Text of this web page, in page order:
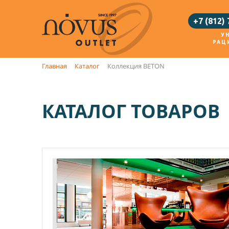
+7 (812)
Главная Каталог Коллекция BETON
КАТАЛОГ ТОВАРОВ